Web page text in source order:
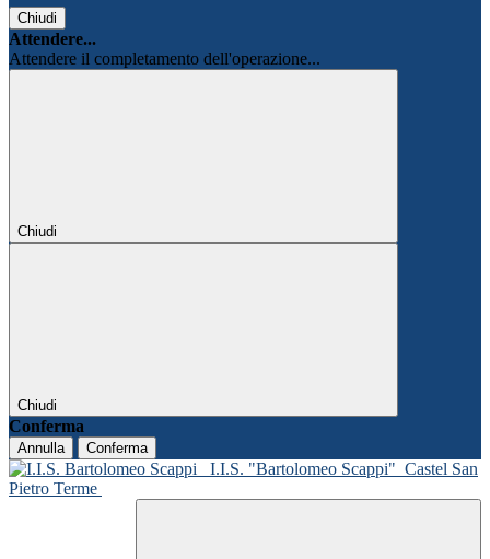
Chiudi
Attendere...
Attendere il completamento dell'operazione...
Chiudi
Chiudi
Conferma
Annulla Conferma
I.I.S. "Bartolomeo Scappi" Castel San
Pietro Terme